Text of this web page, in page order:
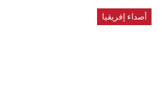
أصداء إفريقيا